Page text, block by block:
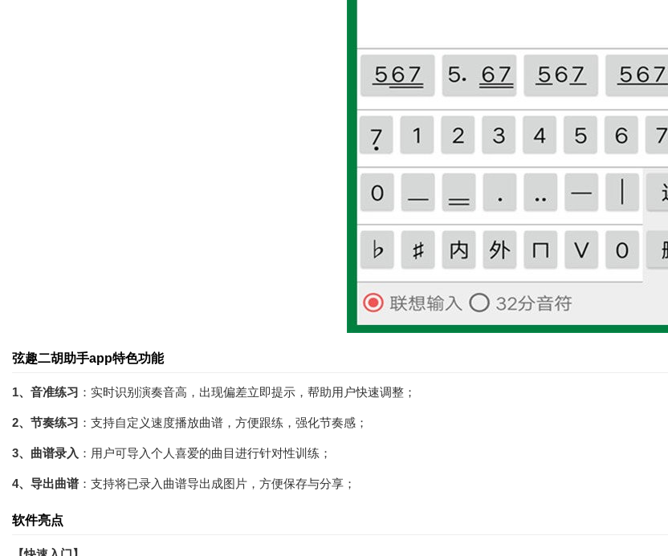
弦趣二胡助手app特色功能
1、音准练习 ：实时识别演奏音高，出现偏差立即提示，帮助用户快速调整；
2、节奏练习 ：支持自定义速度播放曲谱，方便跟练，强化节奏感；
3、曲谱录入 ：用户可导入个人喜爱的曲目进行针对性训练；
4、导出曲谱 ：支持将已录入曲谱导出成图片，方便保存与分享；
软件亮点